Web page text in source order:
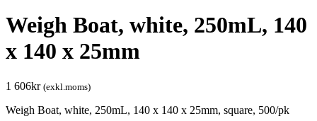
Weigh Boat, white, 250mL, 140
x 140 x 25mm
1 606kr (exkl.moms)
Weigh Boat, white, 250mL, 140 x 140 x 25mm, square, 500/pk